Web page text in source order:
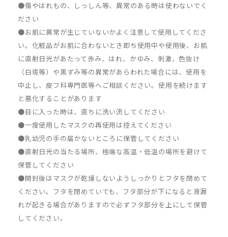
●傷やはれもの、しっしん等、異常のある時は使わないでく
ださい
●お肌に異常が生じていないかよく注意して使用してくださ
い。化粧品がお肌に合わないとき即ち使用中や使用後、お肌
に直射日光があたって赤み、はれ、かゆみ、刺激、色抜け
（白斑等）や黒ずみ等の異常があらわれた場合には、使用を
中止し、皮フ科専門医等へご相談ください。使用を続けます
と悪化することがあります
●目に入った時は、直ちに洗い流してください
●一度使用したマスクの再使用は控えてください
●乳幼児の手の届かないところに保管してください
●直射日光の当たる場所、極端な高温・低温の場所を避けて
保管してください
●開封後はマスクが乾燥しないようしっかりとフタを閉めて
ください。フタを閉めていても、フタ部分が下になると液漏
れが起きる場合がありますので必ずフタ部分を上にして保管
してください。